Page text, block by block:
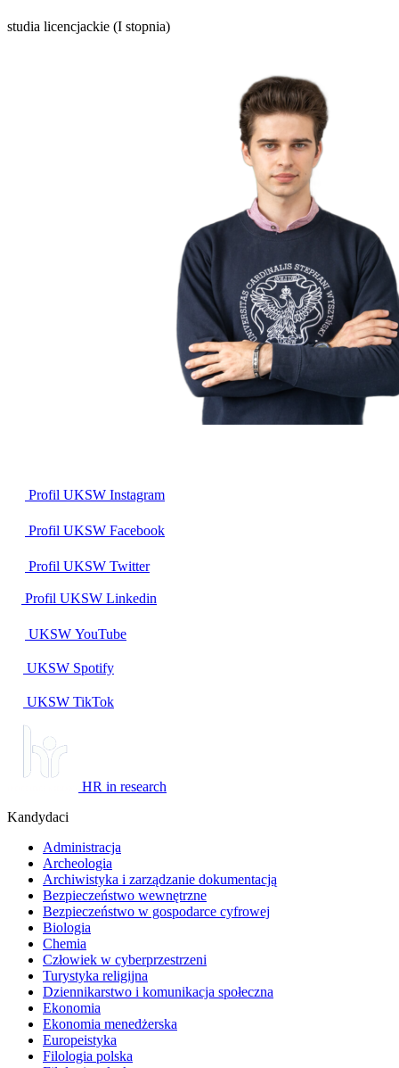
studia licencjackie (I stopnia)
Profil UKSW Instagram
Profil UKSW Facebook
Profil UKSW Twitter
Profil UKSW Linkedin
UKSW YouTube
UKSW Spotify
UKSW TikTok
HR in research
Kandydaci
Administracja
Archeologia
Archiwistyka i zarządzanie dokumentacją
Bezpieczeństwo wewnętrzne
Bezpieczeństwo w gospodarce cyfrowej
Biologia
Chemia
Człowiek w cyberprzestrzeni
Turystyka religijna
Dziennikarstwo i komunikacja społeczna
Ekonomia
Ekonomia menedżerska
Europeistyka
Filologia polska